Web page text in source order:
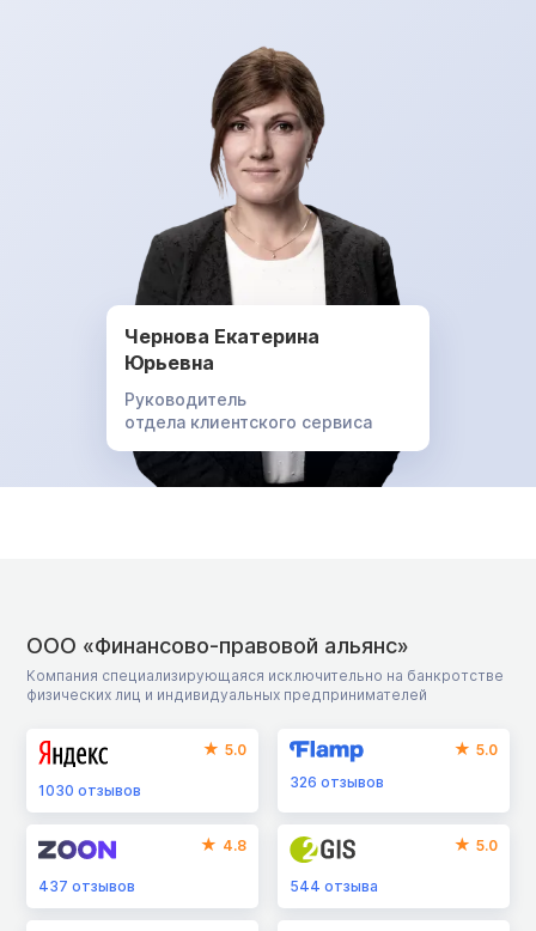
Чернова Екатерина
Юрьевна
Руководитель
отдела клиентского сервиса
ООО «Финансово-правовой альянс»
Компания специализирующаяся исключительно на банкротстве
физических лиц и индивидуальных предпринимателей
5.0
1030 отзывов
5.0
326отзывов
4.8
437 отзывов
5.0
544отзыва